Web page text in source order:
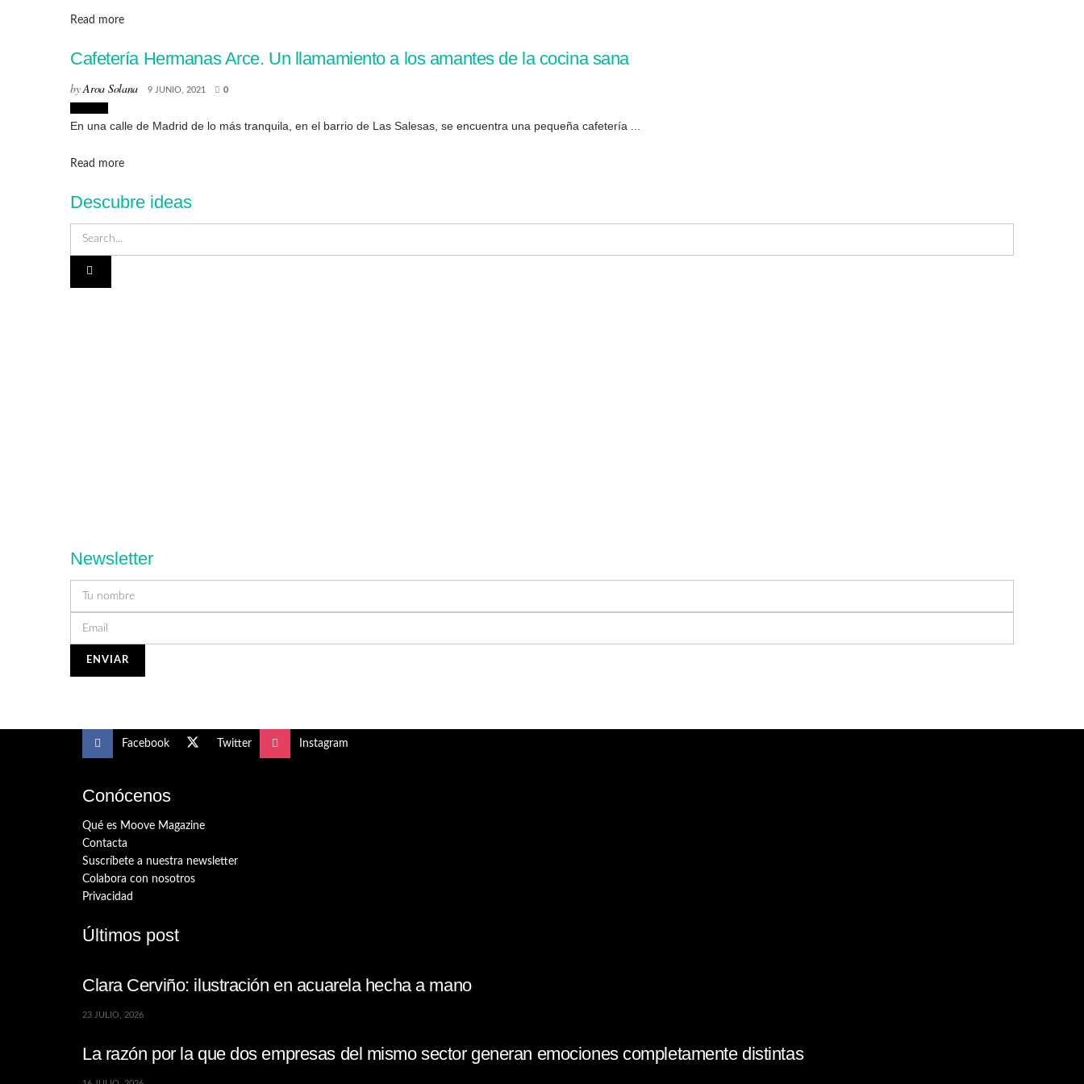
Read moreDetails
Cafetería Hermanas Arce. Un llamamiento a los amantes de la cocina sana
byAroa Solana 9 JUNIO, 2021 0
En una calle de Madrid de lo más tranquila, en el barrio de Las Salesas, se encuentra una pequeña cafetería ...
Read moreDetails
Descubre ideas
Newsletter
Facebook Twitter Instagram
Conócenos
Qué es Moove Magazine
Contacta
Suscríbete a nuestra newsletter
Colabora con nosotros
Privacidad
Últimos post
Clara Cerviño: ilustración en acuarela hecha a mano
23 JULIO, 2026
La razón por la que dos empresas del mismo sector generan emociones completamente distintas